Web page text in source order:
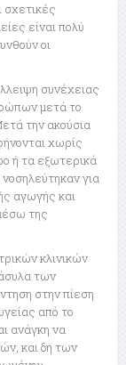
σχετικές
είναι πολύ
οι
συνέχειας
μετά το
την ακούσια
χωρίς
ή τα εξωτερικά
νοσηλεύτηκαν για
αγωγής και
της
κλινικών
των
στην πίεση
από το
ανάγκη να
και δη των